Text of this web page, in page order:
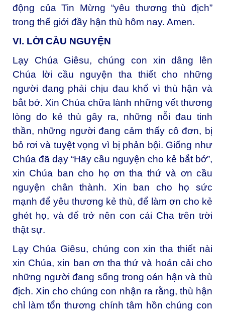
động của Tin Mừng “yêu thương thù địch”
trong thế giới đầy hận thù hôm nay. Amen.
VI. LỜI CẦU NGUYỆN
Lạy Chúa Giêsu, chúng con xin dâng lên
Chúa lời cầu nguyện tha thiết cho những
người đang phải chịu đau khổ vì thù hận và
bắt bớ. Xin Chúa chữa lành những vết thương
lòng do kẻ thù gây ra, những nỗi đau tinh
thần, những người đang cảm thấy cô đơn, bị
bỏ rơi và tuyệt vọng vì bị phản bội. Giống như
Chúa đã dạy “Hãy cầu nguyện cho kẻ bắt bớ”,
xin Chúa ban cho họ ơn tha thứ và ơn cầu
nguyện chân thành. Xin ban cho họ sức
mạnh để yêu thương kẻ thù, để làm ơn cho kẻ
ghét họ, và để trở nên con cái Cha trên trời
thật sự.
Lạy Chúa Giêsu, chúng con xin tha thiết nài
xin Chúa, xin ban ơn tha thứ và hoán cải cho
những người đang sống trong oán hận và thù
địch. Xin cho chúng con nhận ra rằng, thù hận
chỉ làm tổn thương chính tâm hồn chúng con